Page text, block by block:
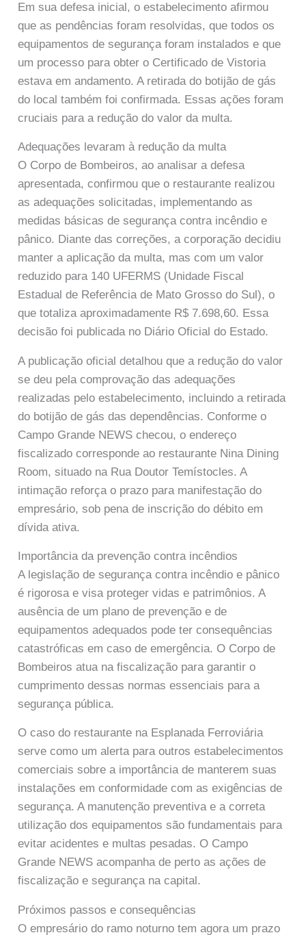
Em sua defesa inicial, o estabelecimento afirmou
que as pendências foram resolvidas, que todos os
equipamentos de segurança foram instalados e que
um processo para obter o Certificado de Vistoria
estava em andamento. A retirada do botijão de gás
do local também foi confirmada. Essas ações foram
cruciais para a redução do valor da multa.
Adequações levaram à redução da multa
O Corpo de Bombeiros, ao analisar a defesa
apresentada, confirmou que o restaurante realizou
as adequações solicitadas, implementando as
medidas básicas de segurança contra incêndio e
pânico. Diante das correções, a corporação decidiu
manter a aplicação da multa, mas com um valor
reduzido para 140 UFERMS (Unidade Fiscal
Estadual de Referência de Mato Grosso do Sul), o
que totaliza aproximadamente R$ 7.698,60. Essa
decisão foi publicada no Diário Oficial do Estado.
A publicação oficial detalhou que a redução do valor
se deu pela comprovação das adequações
realizadas pelo estabelecimento, incluindo a retirada
do botijão de gás das dependências. Conforme o
Campo Grande NEWS checou, o endereço
fiscalizado corresponde ao restaurante Nina Dining
Room, situado na Rua Doutor Temístocles. A
intimação reforça o prazo para manifestação do
empresário, sob pena de inscrição do débito em
dívida ativa.
Importância da prevenção contra incêndios
A legislação de segurança contra incêndio e pânico
é rigorosa e visa proteger vidas e patrimônios. A
ausência de um plano de prevenção e de
equipamentos adequados pode ter consequências
catastróficas em caso de emergência. O Corpo de
Bombeiros atua na fiscalização para garantir o
cumprimento dessas normas essenciais para a
segurança pública.
O caso do restaurante na Esplanada Ferroviária
serve como um alerta para outros estabelecimentos
comerciais sobre a importância de manterem suas
instalações em conformidade com as exigências de
segurança. A manutenção preventiva e a correta
utilização dos equipamentos são fundamentais para
evitar acidentes e multas pesadas. O Campo
Grande NEWS acompanha de perto as ações de
fiscalização e segurança na capital.
Próximos passos e consequências
O empresário do ramo noturno tem agora um prazo